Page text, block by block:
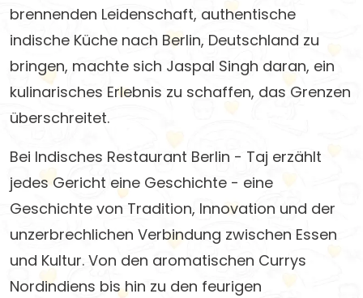
brennenden Leidenschaft, authentische
indische Küche nach Berlin, Deutschland zu
bringen, machte sich Jaspal Singh daran, ein
kulinarisches Erlebnis zu schaffen, das Grenzen
überschreitet.
Bei Indisches Restaurant Berlin - Taj erzählt
jedes Gericht eine Geschichte - eine
Geschichte von Tradition, Innovation und der
unzerbrechlichen Verbindung zwischen Essen
und Kultur. Von den aromatischen Currys
Nordindiens bis hin zu den feurigen